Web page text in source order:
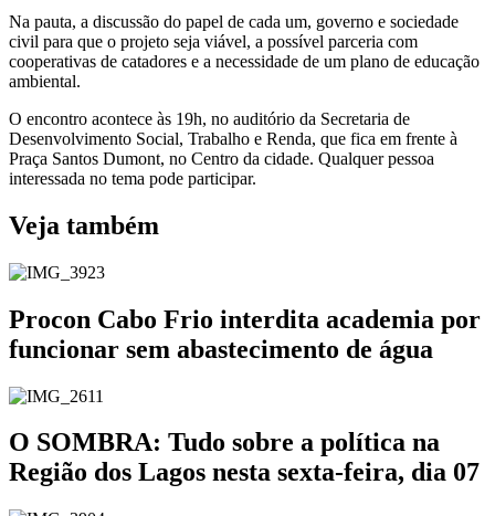
Na pauta, a discussão do papel de cada um, governo e sociedade
civil para que o projeto seja viável, a possível parceria com
cooperativas de catadores e a necessidade de um plano de educação
ambiental.
O encontro acontece às 19h, no auditório da Secretaria de
Desenvolvimento Social, Trabalho e Renda, que fica em frente à
Praça Santos Dumont, no Centro da cidade. Qualquer pessoa
interessada no tema pode participar.
Veja também
Procon Cabo Frio interdita academia por
funcionar sem abastecimento de água
O SOMBRA: Tudo sobre a política na
Região dos Lagos nesta sexta-feira, dia 07